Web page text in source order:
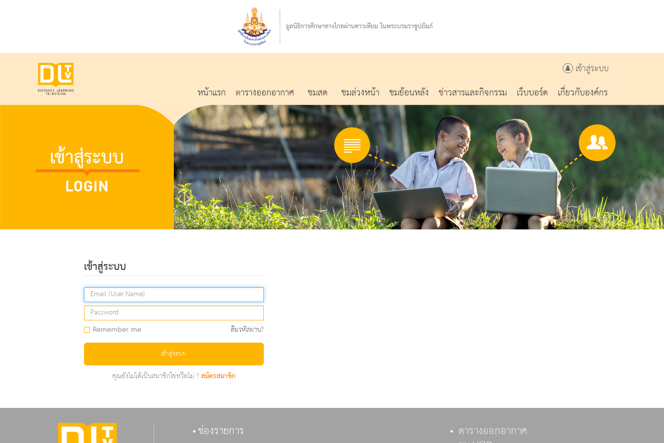
เข้าสู่ระบบ
หน้าแรก ตารางออกอากาศ ชมสด ชมล่วงหน้า ชมย้อนหลัง ข่าวสารและกิจกรรม เว็บบอร์ด เกี่ยวกับองค์กร
เข้าสู่ระบบ
Remember me ลืมรหัสผ่าน?
เข้าสู่ระบบ
คุณยังไม่ได้เป็นสมาชิกใช่หรือไม่ ?สมัครสมาชิก
ช่องรายการ ตารางออกอากาศ